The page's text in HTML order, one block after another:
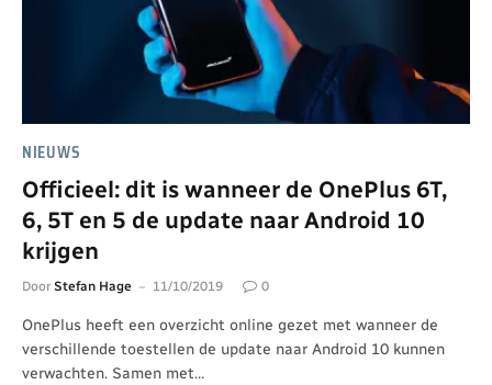
NIEUWS
Officieel: dit is wanneer de OnePlus 6T,
6, 5T en 5 de update naar Android 10
krijgen
Door Stefan Hage 11/10/2019 0
OnePlus heeft een overzicht online gezet met wanneer de
verschillende toestellen de update naar Android 10 kunnen
verwachten. Samen met…